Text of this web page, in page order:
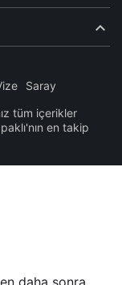
Saray
tüm içerikler
en takip
daha sonra